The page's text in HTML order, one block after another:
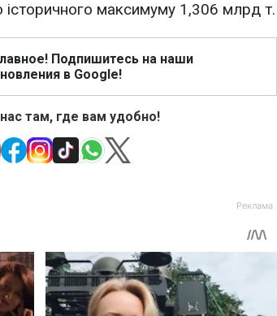
історичного максимуму 1,306 млрд т.
Подпишитесь на наши
в Google!
там, где вам удобно!